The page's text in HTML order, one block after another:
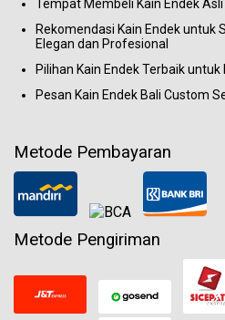
Tempat Membeli Kain Endek Asli
Rekomendasi Kain Endek untuk
Elegan dan Profesional
Pilihan Kain Endek Terbaik
Pesan Kain Endek Bali Custom
Metode Pembayaran
Metode Pengiriman